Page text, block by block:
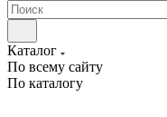
Каталог
По всему сайту
По каталогу